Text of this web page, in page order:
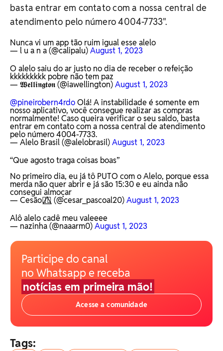
basta entrar em contato com a nossa central de
atendimento pelo número 4004-7733".
Nunca vi um app tão ruim igual esse alelo
— l u a n a (@calipalu)August 1, 2023
O alelo saiu do ar justo no dia de receber o refeição
kkkkkkkkk pobre não tem paz
— 𝖂𝖊𝖑𝖑𝖎𝖓𝖌𝖙𝖔𝖓 (@iawellington)August 1, 2023
@pineirobern4rdoOlá! A instabilidade é somente em
nosso aplicativo, você consegue realizar as compras
normalmente! Caso queira verificar o seu saldo, basta
entrar em contato com a nossa central de atendimento
pelo número 4004-7733.
— Alelo Brasil (@alelobrasil)August 1, 2023
“Que agosto traga coisas boas”
No primeiro dia, eu já tô PUTO com o Alelo, porque essa
merda não quer abrir e já são 15:30 e eu ainda não
consegui almoçar
— Cesão🏳️‍🌈⃤ (@cesar_pascoal20)August 1, 2023
Alô alelo cadê meu valeeee
— nazinha (@naaarm0)August 1, 2023
Participe do canal
no Whatsapp e receba
notícias em primeira mão!
Acesse a comunidade
Tags: